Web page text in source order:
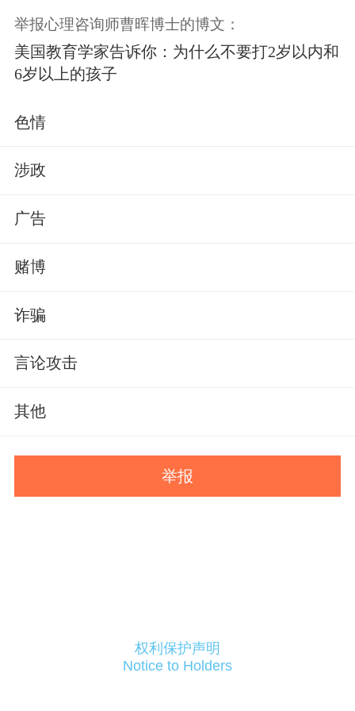
举报心理咨询师曹晖博士的博文：
美国教育学家告诉你：为什么不要打2岁以内和
6岁以上的孩子
色情
涉政
广告
赌博
诈骗
言论攻击
其他
举报
权利保护声明
Notice to Holders